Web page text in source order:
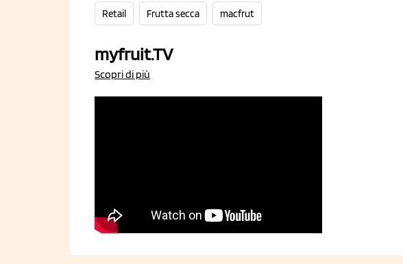
Retail Frutta secca macfrut
myfruit.TV
Scopri di più